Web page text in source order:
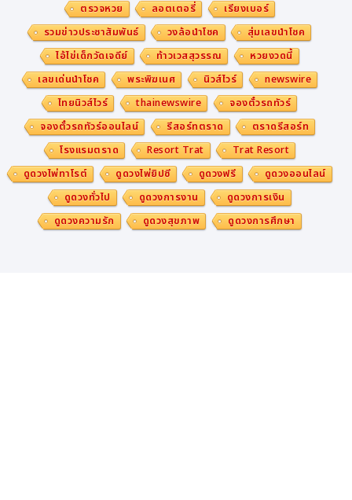
ตรวจหวย
ลอตเตอรี่
เรียงเบอร์
รวมข่าวประชาสัมพันธ์
วงล้อนำโชค
สุ่มเลขนำโชค
ไอ้ไข่เด็กวัดเจดีย์
ท้าวเวสสุวรรณ
หวยงวดนี้
เลขเด่นนำโชค
พระพิฆเนศ นิวส์ไวร์
newswire
ไทยนิวส์ไวร์
thainewswire
จองตั๋วรถทัวร์
จองตั๋วรถทัวร์ออนไลน์
รีสอร์ทตราด
ตราดรีสอร์ท
โรงแรมตราด
Resort Trat
Trat Resort
ดูดวงไพ่ทาโรต์
ดูดวงไพ่ยิปซี ดูดวงฟรี
ดูดวงออนไลน์
ดูดวงทั่วไป
ดูดวงการงาน
ดูดวงการเงิน
ดูดวงความรัก
ดูดวงสุขภาพ ดูดวงการศึกษา